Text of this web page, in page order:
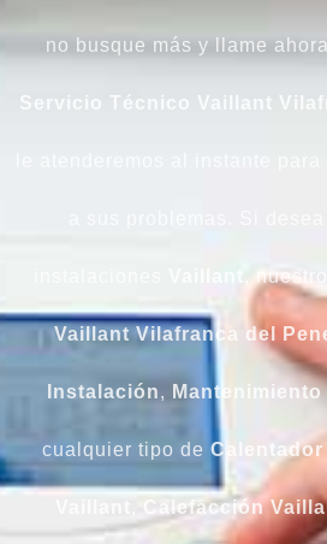
no busque más y llame
Servicio Técnico Vaillant
a sus problemas. Si
, nuestro
Vaillant Vilafranca del
Instalación, Mantenimiento
cualquier tipo de
Calefacción